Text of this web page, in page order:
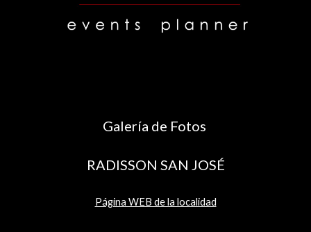
Galería de Fotos
RADISSON SAN JOSÉ
Página WEB de la localidad